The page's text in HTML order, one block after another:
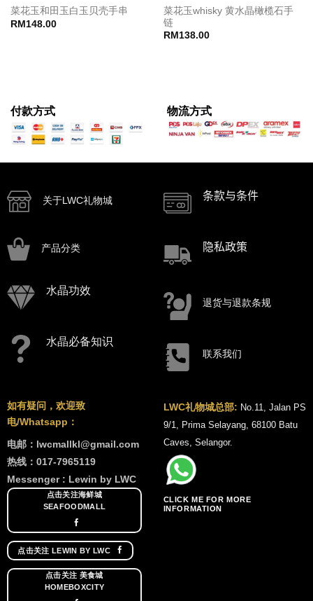
菜花玉和田玉白玉贝壳手串
RM 148.00
菜花玉whisky 黄水晶橄榄石手
链
RM 138.00
付款方式 物流方式
关于LWC礼物城
产品分类
水晶功效
水晶必备知识
条款与条件
隐私政策
退货与退款条规
联系我们
如有疑问，欢迎致
电/Whatsapp：
电邮：lwcmallkl@gmail.com
热线：017-7965119
Messenger : Lewin by LWC
点击关注海鲜城
SEAFOODMALL
点击关注 LEWIN BY LWC
点击关注 美食城
HOMEBOXCITY
LWC礼物城总部: No.11, Jalan PS
9/1, Prima Selayang, 68100 Batu
Caves, Selangor.
CLICK ME FOR MORE
INFORMATION